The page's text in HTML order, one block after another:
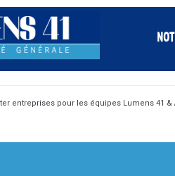
entreprises pour les équipes Lumens 41 &